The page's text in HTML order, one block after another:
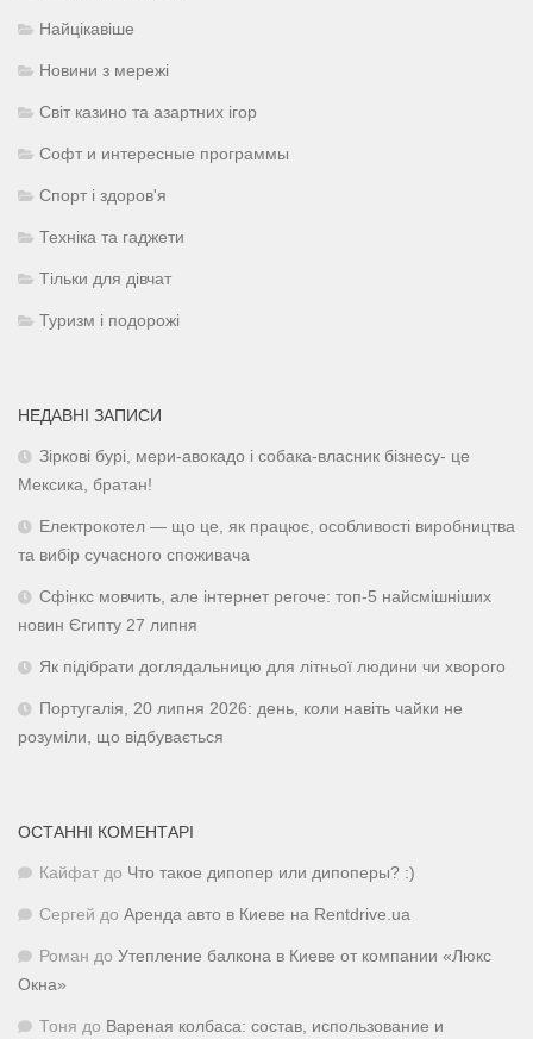
Найцікавіше
Новини з мережі
Світ казино та азартних ігор
Софт и интересные программы
Спорт і здоров'я
Техніка та гаджети
Тільки для дівчат
Туризм і подорожі
НЕДАВНІ ЗАПИСИ
Зіркові бурі, мери-авокадо і собака-власник бізнесу- це
Мексика, братан!
Електрокотел — що це, як працює, особливості виробництва
та вибір сучасного споживача
Сфінкс мовчить, але інтернет регоче: топ-5 найсмішніших
новин Єгипту 27 липня
Як підібрати доглядальницю для літньої людини чи хворого
Португалія, 20 липня 2026: день, коли навіть чайки не
розуміли, що відбувається
ОСТАННІ КОМЕНТАРІ
Кайфат до Что такое дипопер или дипоперы? :)
Сергей до Аренда авто в Киеве на Rentdrive.ua
Роман до Утепление балкона в Киеве от компании «Люкс
Окна»
Тоня до Вареная колбаса: состав, использование и